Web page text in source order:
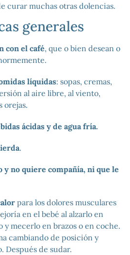
curar muchas otras dolencias.
generales
con el café, que o bien desean o
líquidas: sopas, cremas,
al aire libre, al viento,
orejas.
ácidas y de agua fría.
.
y no quiere compañía, ni que le
para los dolores musculares
en el bebé al alzarlo en
y mecerlo en brazos o en coche.
cambiando de posición y
Después de sudar.